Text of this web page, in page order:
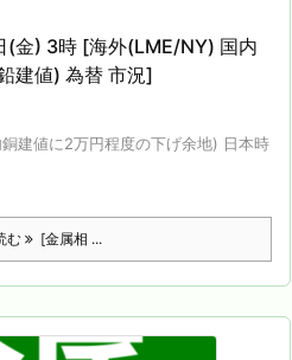
金) 3時 [海外(LME/NY) 国内
建値) 為替 市況]
建値に2万円程度の下げ余地) 日本時
む [金属相 ...